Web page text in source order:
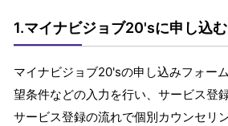
1.マイナビジョブ20'sに申し込む
マイナビジョブ20'sの申し込みフォー
望条件などの入力を行い、サービス登
サービス登録の流れで個別カウンセリ